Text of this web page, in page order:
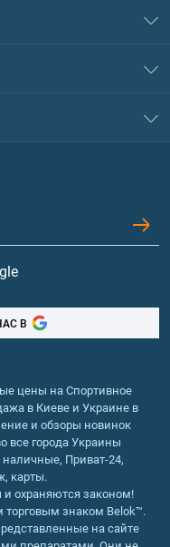
В
цены на Спортивное
в Киеве и Украине в
и обзоры новинок
все города Украины
Приват-24,
карты.
и охраняются законом!
торговым знаком Belok™.
на сайте